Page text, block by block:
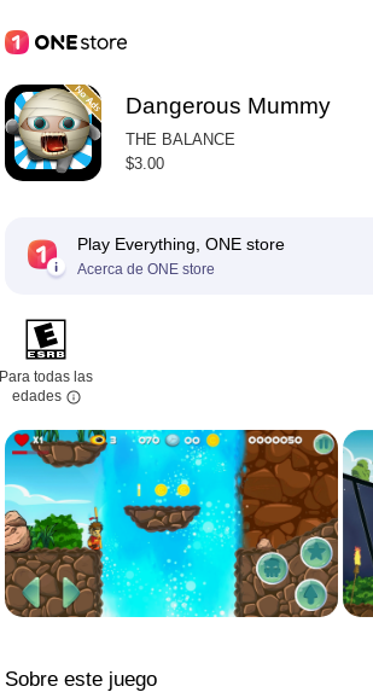
Dangerous Mummy
THE BALANCE
$3.00
Play Everything, ONE store
Acerca de ONE store
Para todas las
edades
Sobre este juego